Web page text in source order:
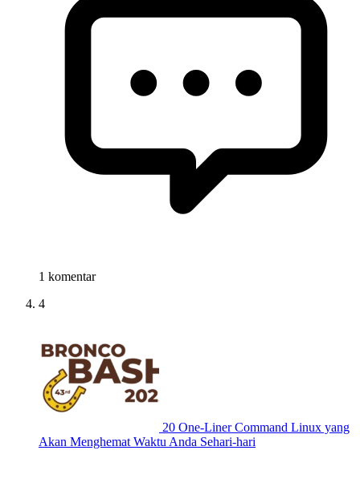
1 komentar
4
20 One-Liner Command Linux yang
Akan Menghemat Waktu Anda Sehari-hari